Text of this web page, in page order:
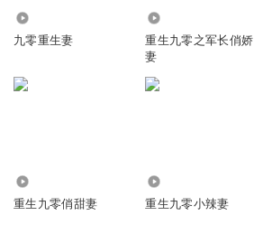
九零重生妻
重生九零之军长俏娇
妻
重生九零俏甜妻 重生九零小辣妻